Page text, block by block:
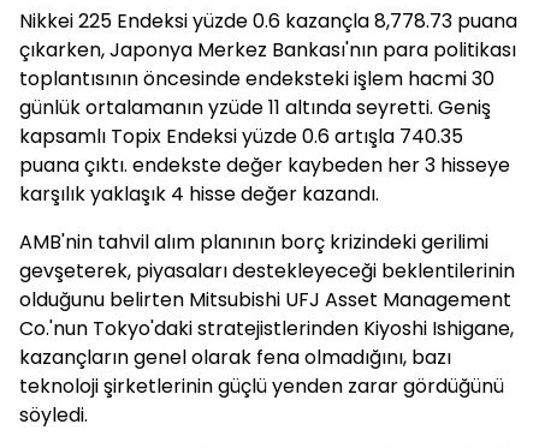
Nikkei 225 Endeksi yüzde 0.6 kazançla 8,778.73 puana
çıkarken, Japonya Merkez Bankası'nın para politikası
toplantısının öncesinde endeksteki işlem hacmi 30
günlük ortalamanın yzüde 11 altında seyretti. Geniş
kapsamlı Topix Endeksi yüzde 0.6 artışla 740.35
puana çıktı. endekste değer kaybeden her 3 hisseye
karşılık yaklaşık 4 hisse değer kazandı.
AMB'nin tahvil alım planının borç krizindeki gerilimi
gevşeterek, piyasaları destekleyeceği beklentilerinin
olduğunu belirten Mitsubishi UFJ Asset Management
Co.'nun Tokyo'daki stratejistlerinden Kiyoshi Ishigane,
kazançların genel olarak fena olmadığını, bazı
teknoloji şirketlerinin güçlü yenden zarar gördüğünü
söyledi.